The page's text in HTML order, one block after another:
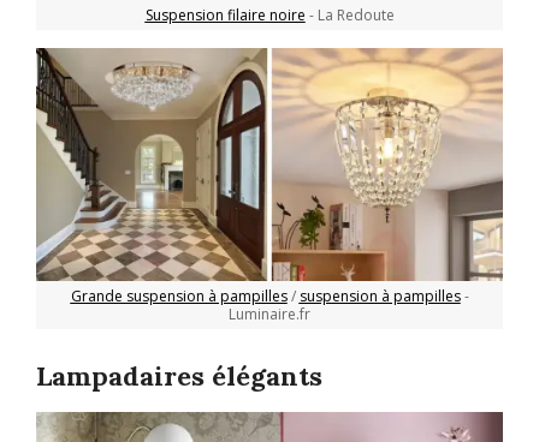
Suspension filaire noire - La Redoute
Grande suspension à pampilles/ suspension à pampilles-
Luminaire.fr
Lampadaires élégants